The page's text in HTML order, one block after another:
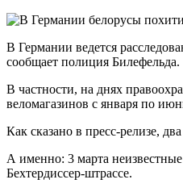
В Германии ведется
сообщает полиция Билефельда.
В частности, на днях
веломагазинов с января по
Как сказано в пресс-релизе,
А именно: 3 марта
Бехтердиссер-штрассе.